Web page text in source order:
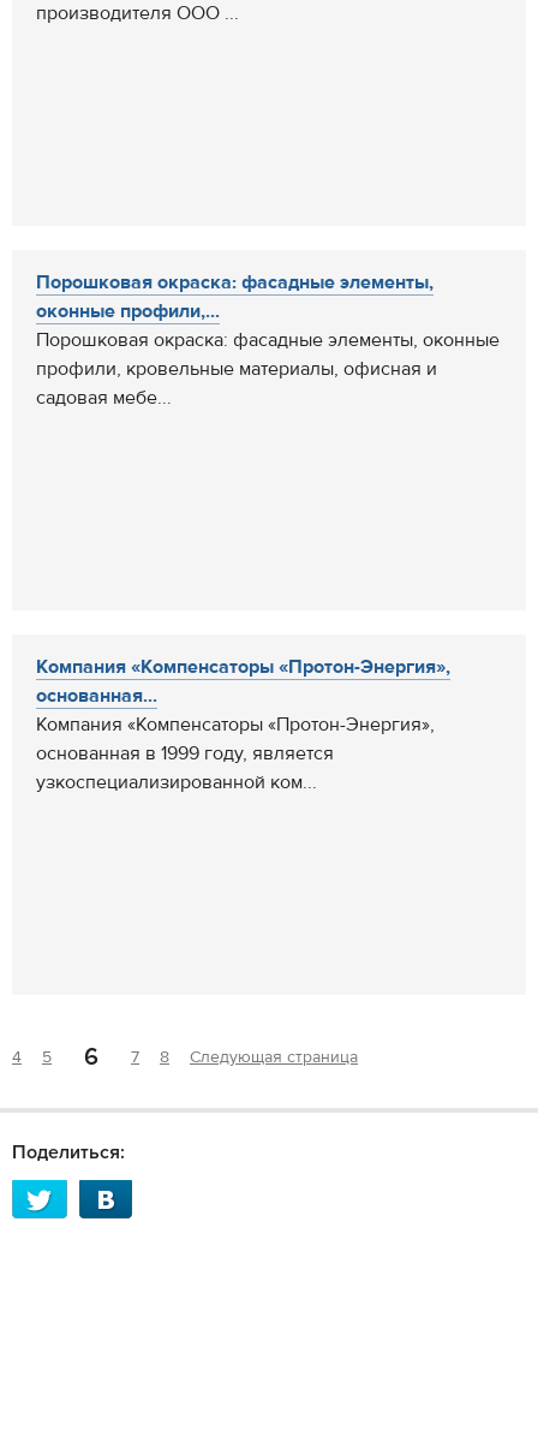
производителя ООО ...
Порошковая окраска: фасадные элементы,
оконные профили,...
Порошковая окраска: фасадные элементы, оконные
профили, кровельные материалы, офисная и
садовая мебе...
Компания «Компенсаторы «Протон-Энергия»,
основанная...
Компания «Компенсаторы «Протон-Энергия»,
основанная в 1999 году, является
узкоспециализированной ком...
4 5 6 7 8 Следующая страница
Поделиться: